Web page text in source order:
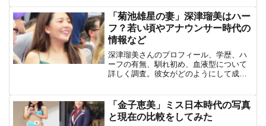
まれる魔法を体験しましょう。
「菊池雄星の妻」深津瑠美はハー
フ？若い頃やアナウンサー時代の
情報など
深津瑠美さんのプロフィール、学歴、ハ
ーフの有無、馴れ初め、血液型について
詳しく調査。彼女がどのようにして成功
特徴を探ります。
「金子恵美」ミス日本時代の写真
と現在の比較をしてみた